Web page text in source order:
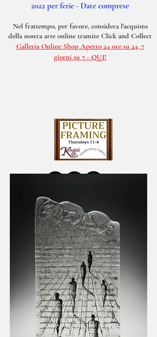
2022 per ferie - Date comprese
Nel frattempo, per favore, considera l'acquisto
della nostra arte online tramite Click and Collect
Galleria Online Shop Aperto 24 ore su 24, 7
giorni su 7 - QUI!